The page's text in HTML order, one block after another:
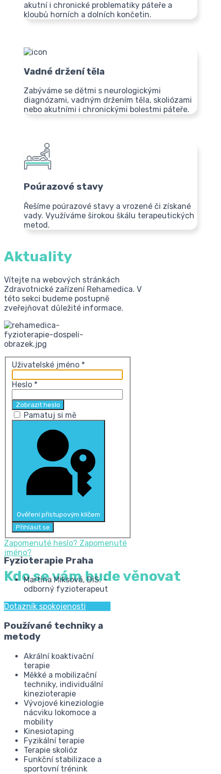
akutní i chronické problematiky páteře a
kloubů horních a dolních končetin.
Vadné držení těla
Zabýváme se dětmi s neurologickými
diagnózami, vadným držením těla, skoliózami
nebo akutními i chronickými bolestmi páteře.
Poúrazové stavy
Řešíme poúrazové stavy a vrozené či získané
vady. Využíváme širokou škálu terapeutických
metod.
Aktuality
Vítejte na webových stránkách
Zdravotnické zařízení Rehamedica. V
této sekci budeme postupně
zveřejňovat důležité informace.
Uživatelské jméno *
Heslo *
Zobrazit heslo
Pamatuj si mě
Ověření přístupovým klíčem
Přihlásit se
Zapomenuté heslo? Zapomenuté
jméno?
Kdo se vám bude věnovat
Fyzioterapie Praha
Martina Miksová, DiS. -
odborný fyzioterapeut
Dotazník spokojenosti
Používané techniky a
metody
Akrální koaktivační
terapie
Měkké a mobilizační
techniky, individuální
kinezioterapie
Vývojové kineziologie
nácviku lokomoce a
mobility
Kinesiotaping
Fyzikální terapie
Terapie skolióz
Funkční stabilizace a
sportovní trénink